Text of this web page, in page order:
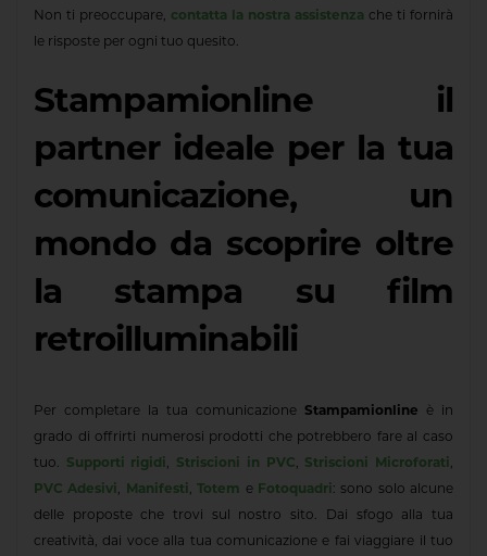
Non ti preoccupare, contatta la nostra assistenza che ti fornirà
le risposte per ogni tuo quesito.
Stampamionline il
partner ideale per la tua
comunicazione, un
mondo da scoprire oltre
la stampa su film
retroilluminabili
Per completare la tua comunicazione Stampamionline è in
grado di offrirti numerosi prodotti che potrebbero fare al caso
tuo. Supporti rigidi Striscioni in PVC Striscioni Microforati
PVC Adesivi
Manifesti ,Totem e Fotoquadri: sono solo alcune
delle proposte che trovi sul nostro sito. Dai sfogo alla tua
creatività, dai voce alla tua comunicazione e fai viaggiare il tuo